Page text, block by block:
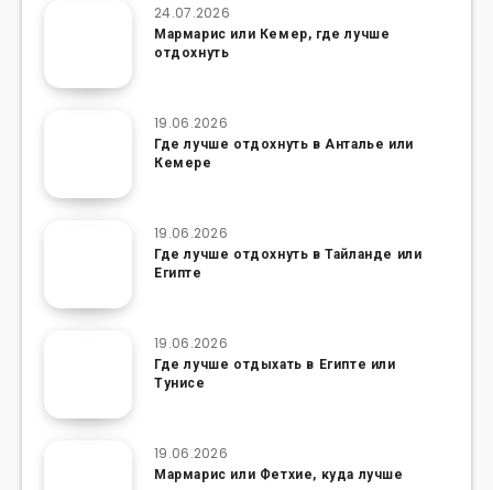
24.07.2026
Мармарис или Кемер, где лучше
отдохнуть
19.06.2026
Где лучше отдохнуть в Анталье или
Кемере
19.06.2026
Где лучше отдохнуть в Тайланде или
Египте
19.06.2026
Где лучше отдыхать в Египте или
Тунисе
19.06.2026
Мармарис или Фетхие, куда лучше